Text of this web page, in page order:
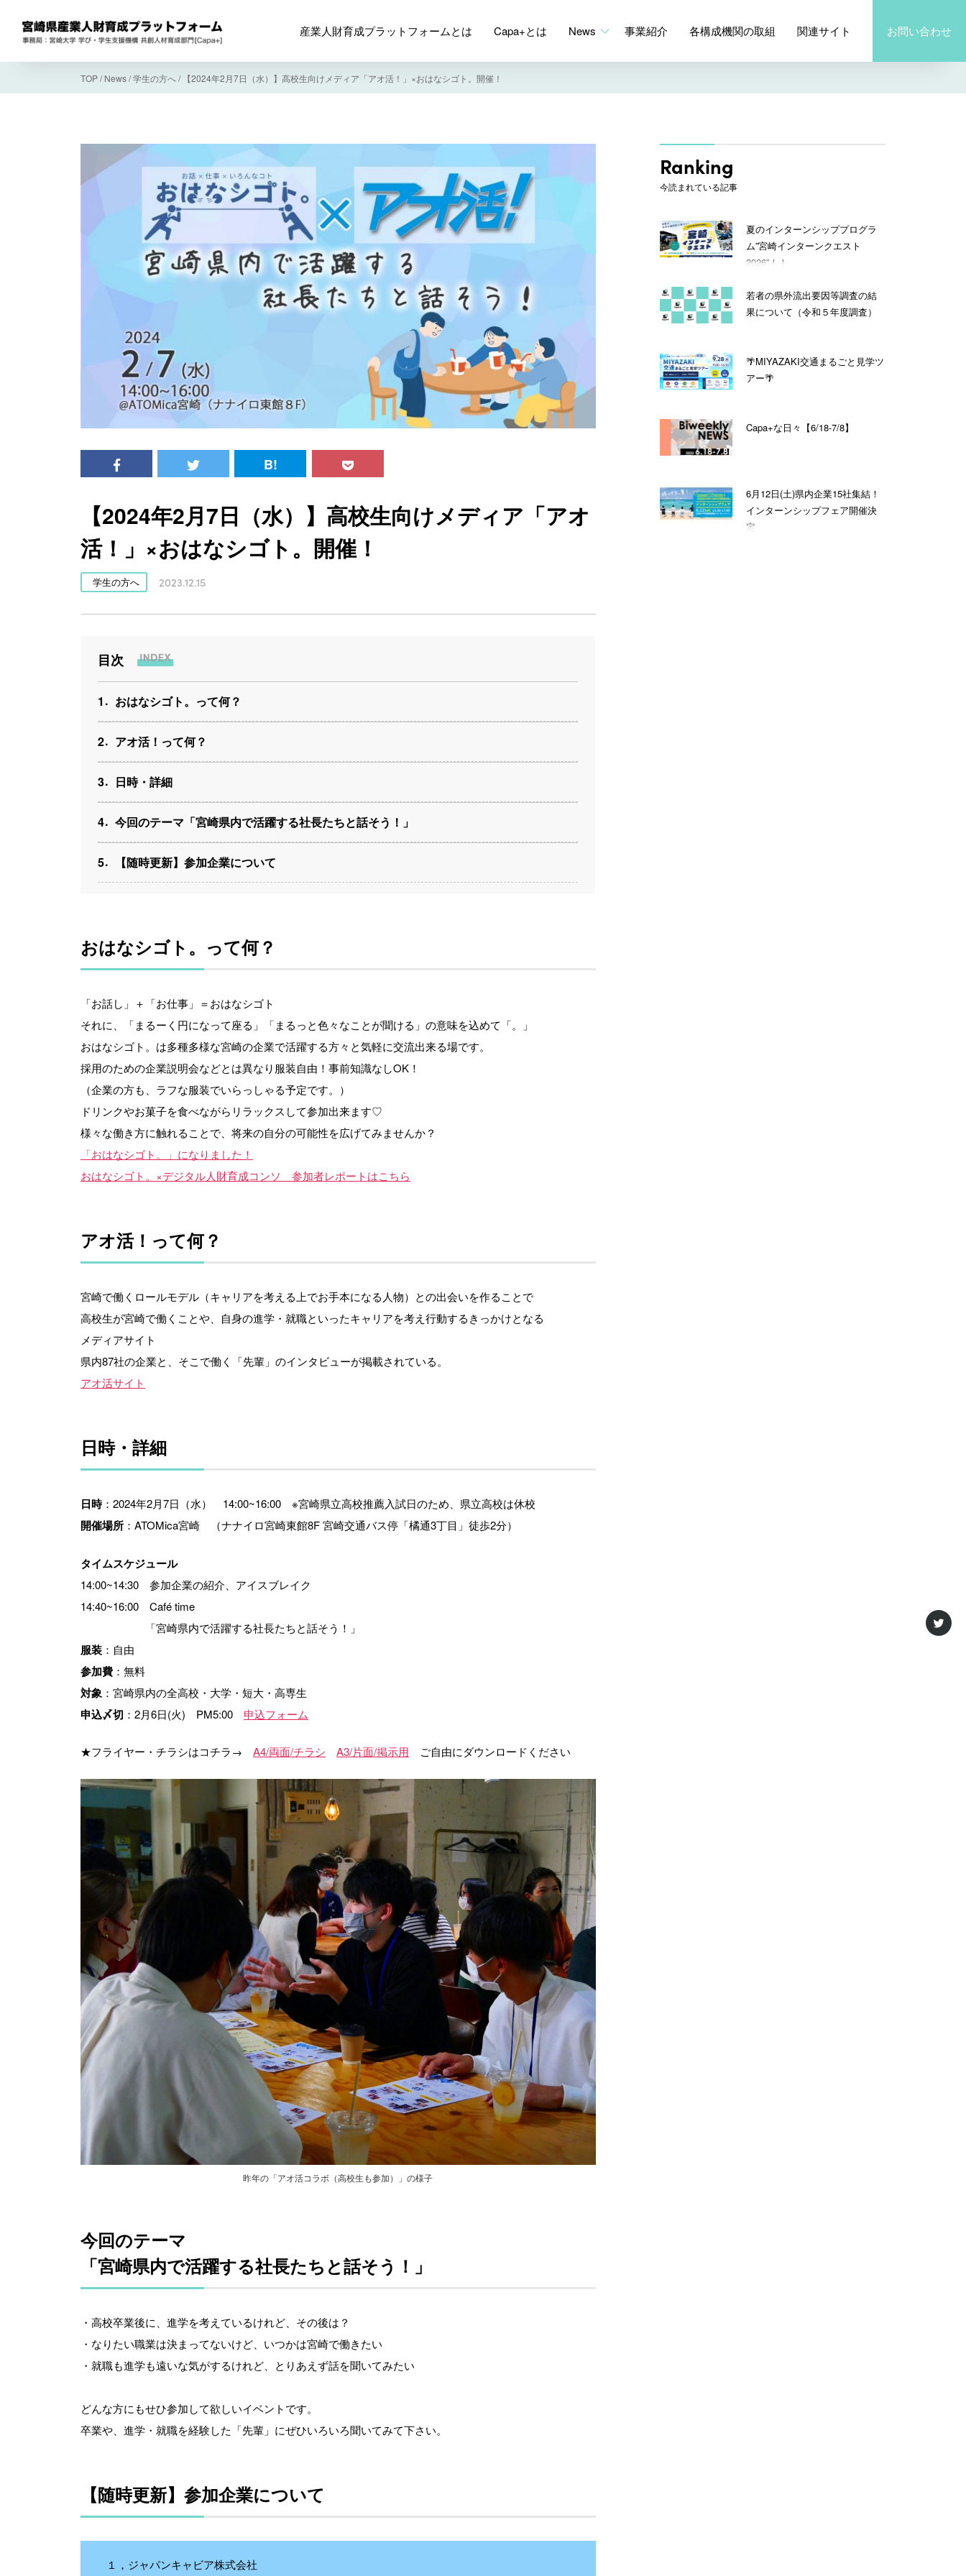
産業人財育成プラットフォームとは Capa+とは News 事業紹介 各構成機関の取組 関連サイト お問い合わせ
TOP/News/学生の方へ/ 【2024年2月7日（水）】高校生向けメディア「アオ活！」×おはなシゴト。開催！
B!
【2024年2月7日（水）】高校生向けメディア「アオ
活！」×おはなシゴト。開催！
学生の方へ 2023.12.15
目次
1 おはなシゴト。って何？
2 アオ活！って何？
3 日時・詳細
4 今回のテーマ「宮崎県内で活躍する社長たちと話そう！」
5 【随時更新】参加企業について
おはなシゴト。って何？
「お話し」＋「お仕事」＝おはなシゴト
それに、「まるーく円になって座る」「まるっと色々なことが聞ける」の意味を込めて「。」
おはなシゴト。は多種多様な宮崎の企業で活躍する方々と気軽に交流出来る場です。
採用のための企業説明会などとは異なり服装自由！事前知識なしOK！
（企業の方も、ラフな服装でいらっしゃる予定です。）
ドリンクやお菓子を食べながらリラックスして参加出来ます♡
様々な働き方に触れることで、将来の自分の可能性を広げてみませんか？
「おはなシゴト。」になりました！
おはなシゴト。×デジタル人財育成コンソ 参加者レポートはこちら
アオ活！って何？
宮崎で働くロールモデル（キャリアを考える上でお手本になる人物）との出会いを作ることで
高校生が宮崎で働くことや、自身の進学・就職といったキャリアを考え行動するきっかけとなる
メディアサイト
県内87社の企業と、そこで働く「先輩」のインタビューが掲載されている。
アオ活サイト
日時・詳細
日時：2024年2月7日（水） 14:00~16:00 ※宮崎県立高校推薦入試日のため、県立高校は休校
開催場所 ：ATOMica宮崎 （ナナイロ宮崎東館8F 宮崎交通バス停「橘通3丁目」徒歩2分）
タイムスケジュール
14:00~14:30 参加企業の紹介、アイスブレイク
14:40~16:00 Café time
「宮崎県内で活躍する社長たちと話そう！」
服装 ：自由
参加費 ：無料
対象 ：宮崎県内の全高校・大学・短大・高専生
申込〆切 ：2月6日(火) PM5:00 申込フォーム
★フライヤー・チラシはコチラ→ A4/両面/チラシ A3/片面/掲示用 ご自由にダウンロードください
昨年の「アオ活コラボ（高校生も参加）」の様子
今回のテーマ
「宮崎県内で活躍する社長たちと話そう！」
・高校卒業後に、進学を考えているけれど、その後は？
・なりたい職業は決まってないけど、いつかは宮崎で働きたい
・就職も進学も遠いな気がするけれど、とりあえず話を聞いてみたい
どんな方にもせひ参加して欲しいイベントです。
卒業や、進学・就職を経験した「先輩」にぜひいろいろ聞いてみて下さい。
【随時更新】参加企業について
１，ジャパンキャビア株式会社
Ranking
今読まれている記事
夏のインターンシッププログラ
ム”宮崎インターンクエスト
2026”！！
若者の県外流出要因等調査の結
果について（令和５年度調査）
🌴MIYAZAKI交通まるごと見学ツ
アー🌴
Capa+な日々【6/18-7/8】
6月12日(土)県内企業15社集結！
インターンシップフェア開催決
定